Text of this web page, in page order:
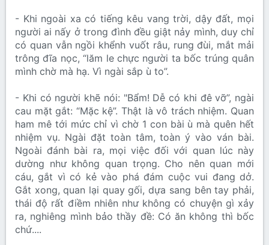
- Khi ngoài xa có tiếng kêu vang trời, dậy đất, mọi
người ai nấy ở trong đình đều giật nảy mình, duy chỉ
có quan vẫn ngồi khểnh vuốt râu, rung đùi, mắt mải
trông đĩa nọc, “lăm le chực người ta bốc trúng quân
mình chờ mà hạ. Vì ngài sắp ù to”.
- Khi có người khẽ nói: "Bẩm! Dễ có khi đê vỡ”, ngài
cau mặt gắt: “Mặc kệ”. Thật là vô trách nhiệm. Quan
ham mê tới mức chỉ vì chờ 1 con bài ù mà quên hết
nhiệm vụ. Ngài đặt toàn tâm, toàn ý vào ván bài.
Ngoài đánh bài ra, mọi việc đối với quan lúc này
dường như không quan trọng. Cho nên quan mới
cáu, gắt vì có kẻ vào phá đám cuộc vui đang dở.
Gắt xong, quan lại quay gối, dựa sang bên tay phải,
thái độ rất điềm nhiên như không có chuyện gì xảy
ra, nghiêng mình bảo thầy đề: Có ăn không thì bốc
chứ....